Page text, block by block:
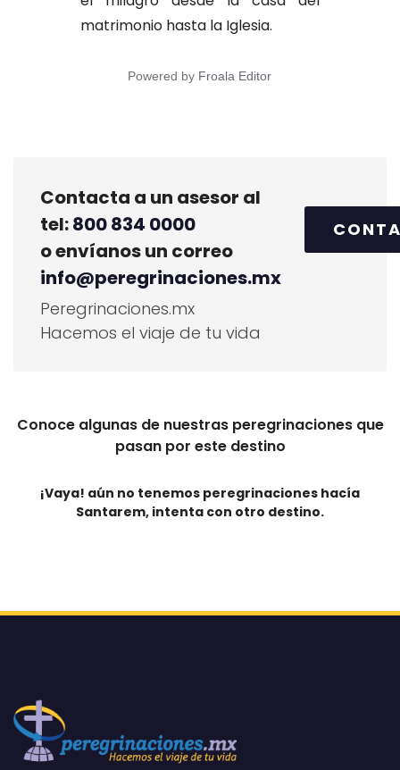
matrimonio hasta la Iglesia.
Powered by Froala Editor
Contacta a un asesor al
tel:800 834 0000
o envíanos un correo
info@peregrinaciones.mx
Peregrinaciones.mx
Hacemos el viaje de tu vida
Conoce algunas de nuestras peregrinaciones que
pasan por este destino
¡Vaya! aún no tenemos peregrinaciones hacía
Santarem, intenta con otro destino.